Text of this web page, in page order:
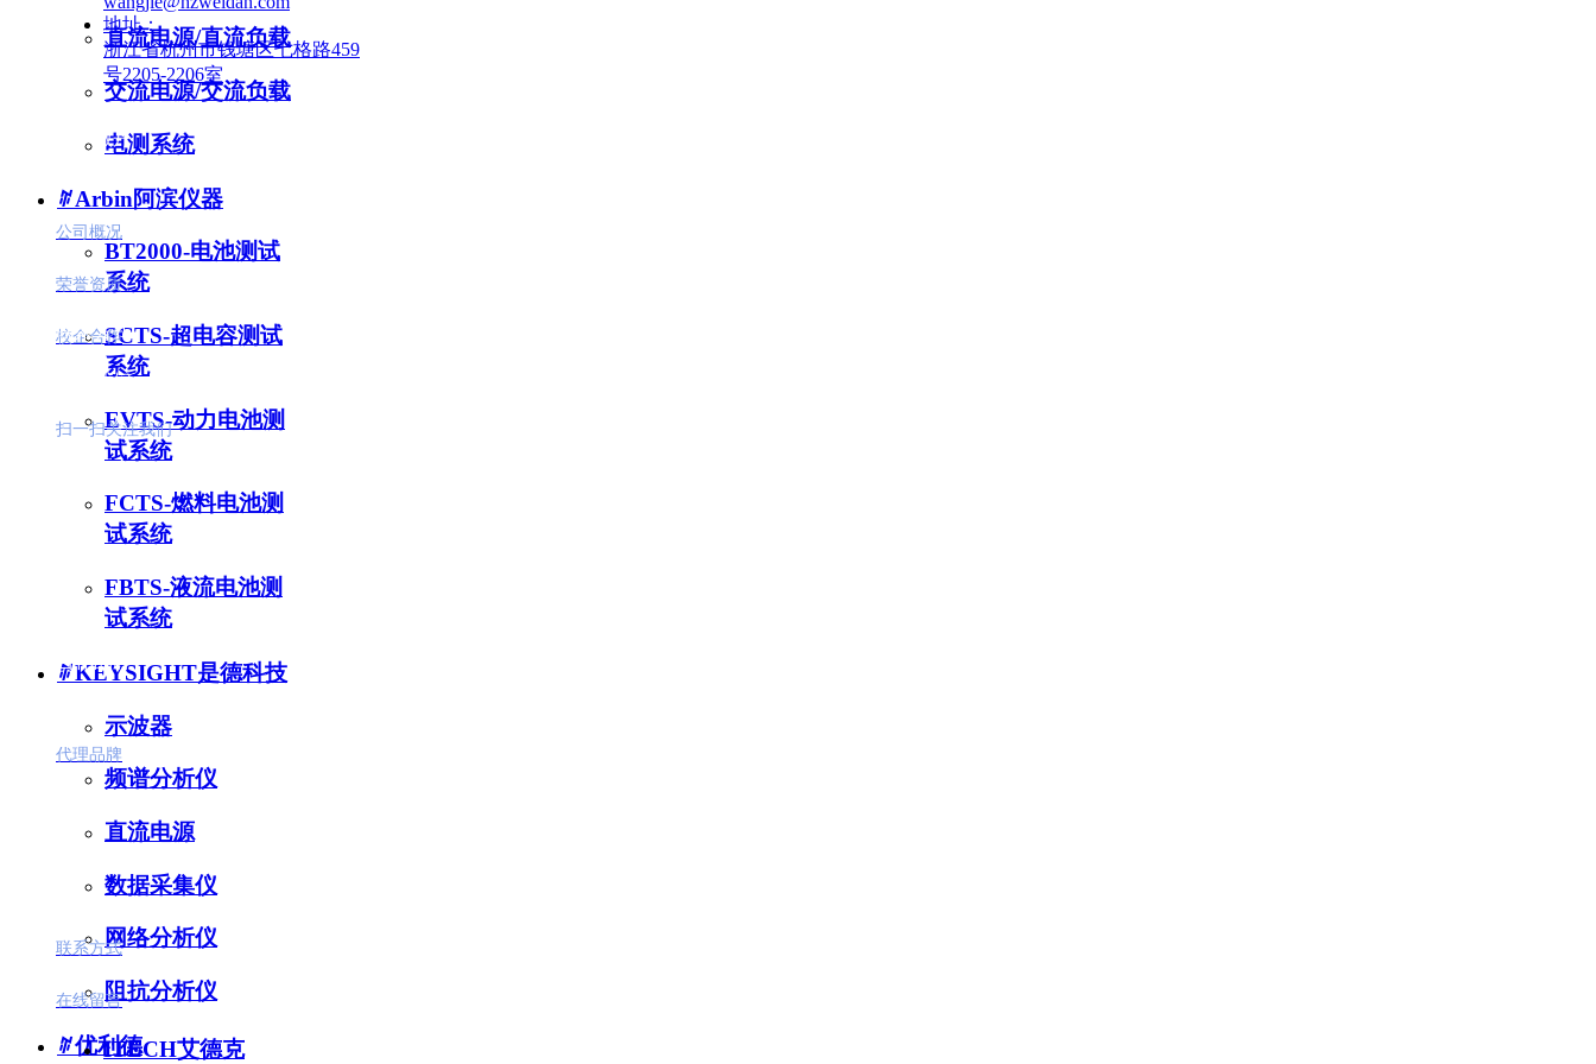
直流电源/直流负载
交流电源/交流负载
电测系统
ꄶ Arbin阿滨仪器
BT2000-电池测试
系统
SCTS-超电容测试
系统
EVTS-动力电池测
试系统
FCTS-燃料电池测
试系统
FBTS-液流电池测
试系统
ꄶ KEYSIGHT是德科技
示波器
频谱分析仪
直流电源
数据采集仪
网络分析仪
阻抗分析仪
ꄶ 优利德
地址：
浙江省杭州市钱塘区七格路459
号2205-2206室
关于微丹
公司概况
荣誉资质
校企合作
联系方式
关注我们
扫一扫关注我们
产品中心
合作品牌
代理品牌
联系方式
在线留言
ITECH艾德克